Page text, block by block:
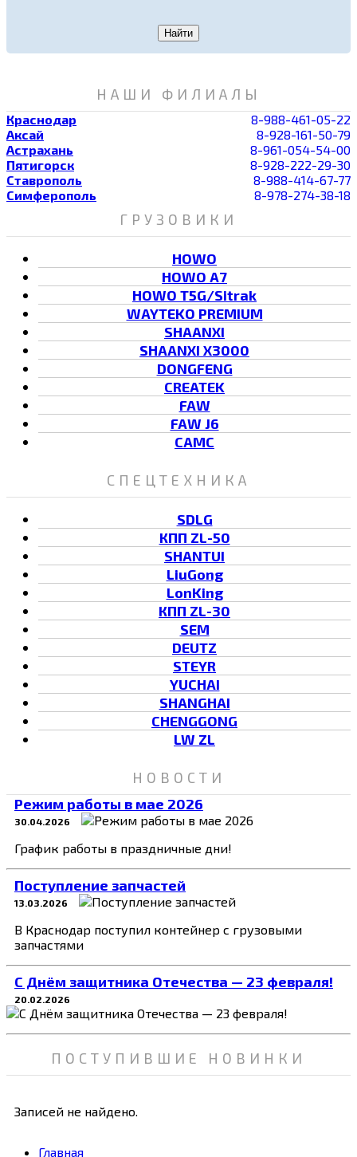
Найти
НАШИ ФИЛИАЛЫ
Краснодар
8-988-461-05-22
Аксай
8-928-161-50-79
Астрахань
8-961-054-54-00
Пятигорск
8-928-222-29-30
Ставрополь
8-988-414-67-77
Симферополь
8-978-274-38-18
ГРУЗОВИКИ
HOWO
HOWO A7
HOWO T5G/Sitrak
WAYTEKO PREMIUM
SHAANXI
SHAANXI X3000
DONGFENG
CREATEK
FAW
FAW J6
CAMC
СПЕЦТЕХНИКА
SDLG
КПП ZL-50
SHANTUI
LiuGong
LonKing
КПП ZL-30
SEM
DEUTZ
STEYR
YUCHAI
SHANGHAI
CHENGGONG
LW ZL
НОВОСТИ
Режим работы в мае 2026
30.04.2026
График работы в праздничные дни!
Поступление запчастей
13.03.2026
В Краснодар поступил контейнер с грузовыми
запчастями
C Днём защитника Отечества — 23 февраля!
20.02.2026
ПОСТУПИВШИЕ НОВИНКИ
Записей не найдено.
Главная